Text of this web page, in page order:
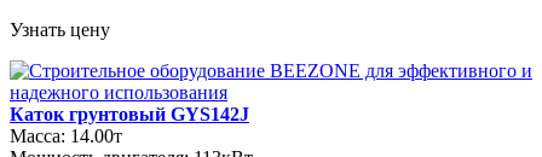
Узнать цену
Каток грунтовый GYS142J
Масса: 14.00т